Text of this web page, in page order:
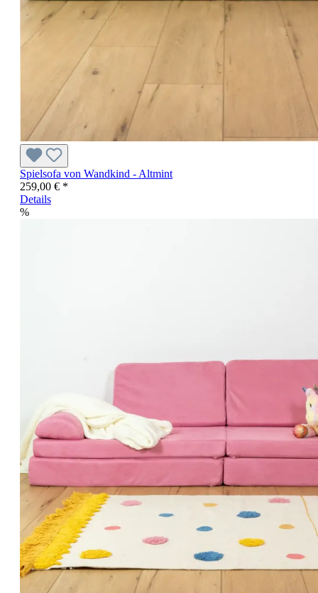
Spielsofa von Wandkind - Altmint
259,00 € *
Details
%